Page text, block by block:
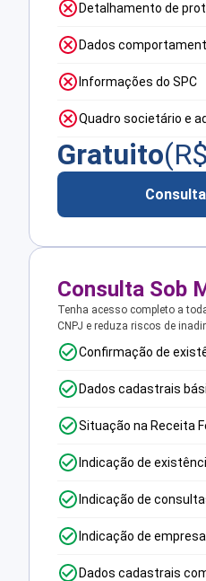
Detalhamento de
Dados
Informações do SPC
Quadro societário e
Gratuito(R$
Consulta Sob
Tenha acesso completo a
CNPJ e reduza riscos de
Confirmação de
Dados cadastrais
Situação na Receita
Indicação de
Indicação de
Indicação de
Dados cadastrais